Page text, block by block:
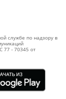
службе по надзору в
77 - 70345 от